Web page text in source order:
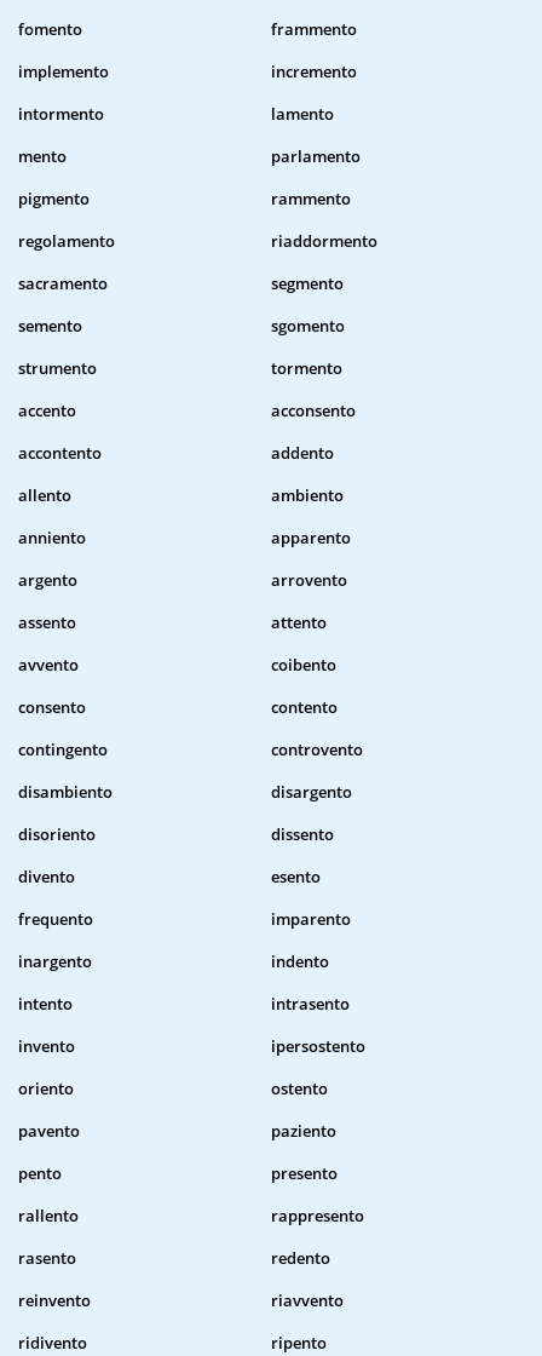
fomento
frammento
implemento
incremento
intormento
lamento
mento
parlamento
pigmento
rammento
regolamento
riaddormento
sacramento
segmento
semento
sgomento
strumento
tormento
accento
acconsento
accontento
addento
allento
ambiento
anniento
apparento
argento
arrovento
assento
attento
avvento
coibento
consento
contento
contingento
controvento
disambiento
disargento
disoriento
dissento
divento
esento
frequento
imparento
inargento
indento
intento
intrasento
invento
ipersostento
oriento
ostento
pavento
paziento
pento
presento
rallento
rappresento
rasento
redento
reinvento
riavvento
ridivento
ripento